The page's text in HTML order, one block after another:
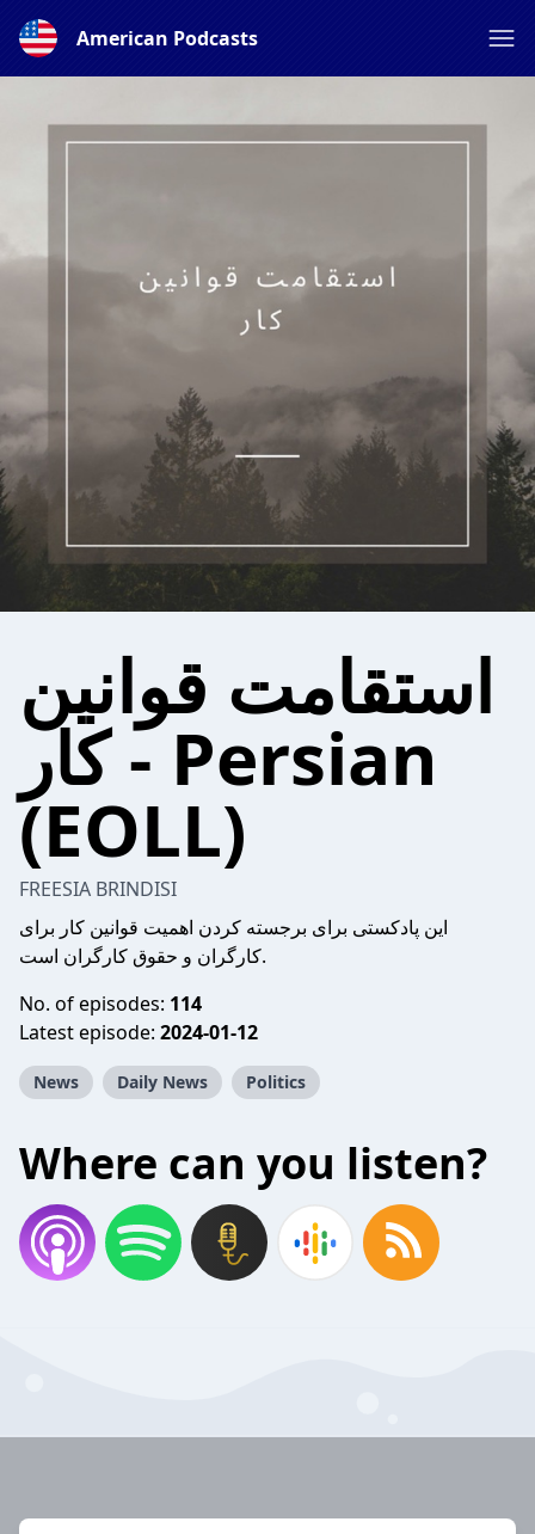
American Podcasts
استقامت قوانین
کار - Persian
(EOLL)
FREESIA BRINDISI
این پادکستی برای برجسته کردن اهمیت قوانین کار برای
کارگران و حقوق کارگران است.
No. of episodes: 114
Latest episode: 2024-01-12
News Daily News Politics
Where can you listen?